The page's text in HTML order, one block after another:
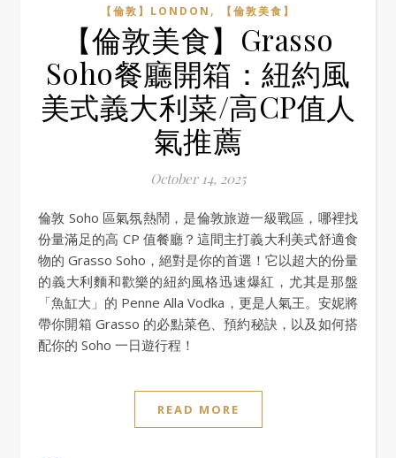
【倫敦】LONDON , 【倫敦美食】
【倫敦美食】Grasso
Soho餐廳開箱：紐約風
美式義大利菜/高CP值人
氣推薦
October 14, 2025
倫敦 Soho 區氣氛熱鬧，是倫敦旅遊一級戰區，哪裡找
份量滿足的高 CP 值餐廳？這間主打義大利美式舒適食
物的 Grasso Soho，絕對是你的首選！它以超大的份量
的義大利麵和歡樂的紐約風格迅速爆紅，尤其是那盤
「魚缸大」的 Penne Alla Vodka，更是人氣王。安妮將
帶你開箱 Grasso 的必點菜色、預約秘訣，以及如何搭
配你的 Soho 一日遊行程！
READ MORE